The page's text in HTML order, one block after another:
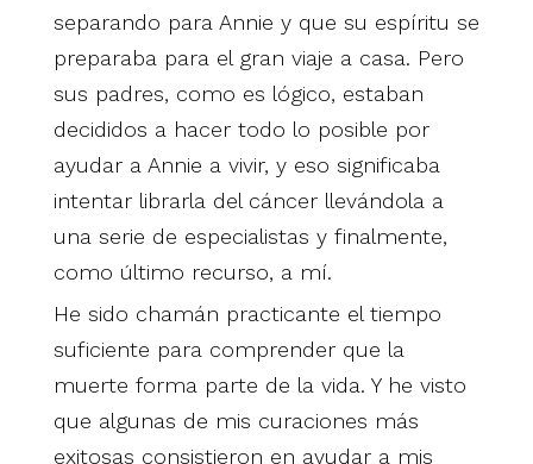
separando para Annie y que su espíritu se
preparaba para el gran viaje a casa. Pero
sus padres, como es lógico, estaban
decididos a hacer todo lo posible por
ayudar a Annie a vivir, y eso significaba
intentar librarla del cáncer llevándola a
una serie de especialistas y finalmente,
como último recurso, a mí.
He sido chamán practicante el tiempo
suficiente para comprender que la
muerte forma parte de la vida. Y he visto
que algunas de mis curaciones más
exitosas consistieron en ayudar a mis